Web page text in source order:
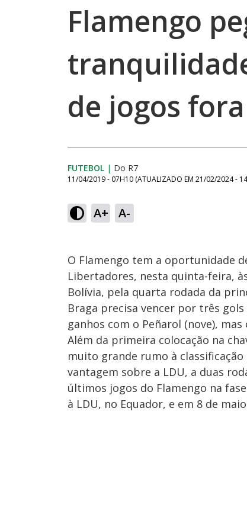
Flamengo
de jogos
FUTEBOL | Do R7
11/04/2019 - 07H10 (ATUALIZADO EM 21/02/2024 -
A+ A-
O Flamengo tem a oportunidade
Libertadores, nesta quinta-feira,
Bolívia, pela quarta rodada da
Braga precisa vencer por três
ganhos com o Peñarol (nove),
Além da primeira colocação na
muito grande rumo à
vantagem sobre a LDU, a duas
últimos jogos do Flamengo na
à LDU, no Equador, e em 8 de